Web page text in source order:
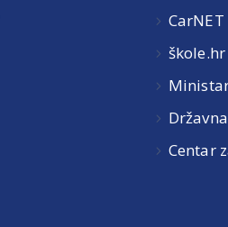
CarNET
škole.hr
Centar